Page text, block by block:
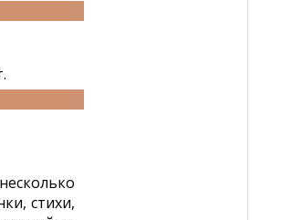
стихи,